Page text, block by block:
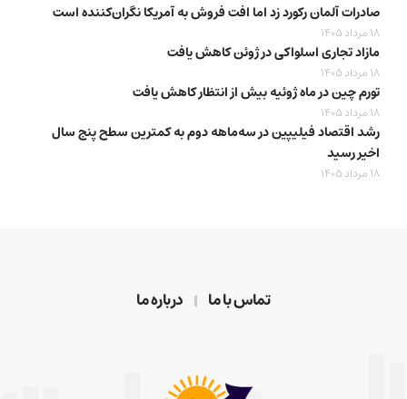
صادرات آلمان رکورد زد اما افت فروش به آمریکا نگران‌کننده است
18 مرداد 1405
مازاد تجاری اسلواکی در ژوئن کاهش یافت
18 مرداد 1405
تورم چین در ماه ژوئیه بیش از انتظار کاهش یافت
18 مرداد 1405
رشد اقتصاد فیلیپین در سه‌ماهه دوم به کمترین سطح پنج سال
اخیر رسید
18 مرداد 1405
تماس با ما درباره ما